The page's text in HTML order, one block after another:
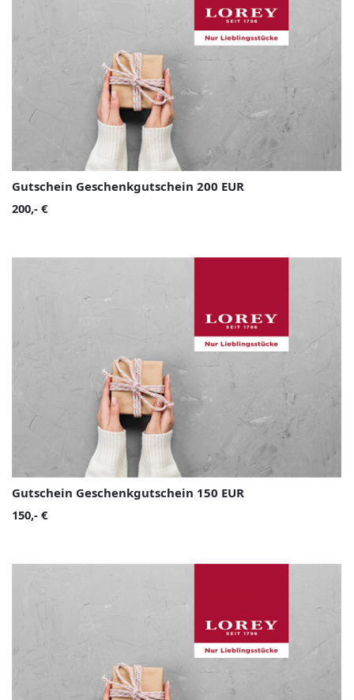
Gutschein Geschenkgutschein 200 EUR
200,- €
Gutschein Geschenkgutschein 150 EUR
150,- €